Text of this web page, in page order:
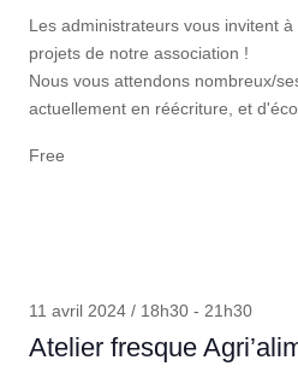
Les administrateurs vous invitent
projets de notre association !
Nous vous attendons nombreux/
actuellement en réécriture, et
Free
11 avril 2024 / 18h30- 21h30
Atelier fresque